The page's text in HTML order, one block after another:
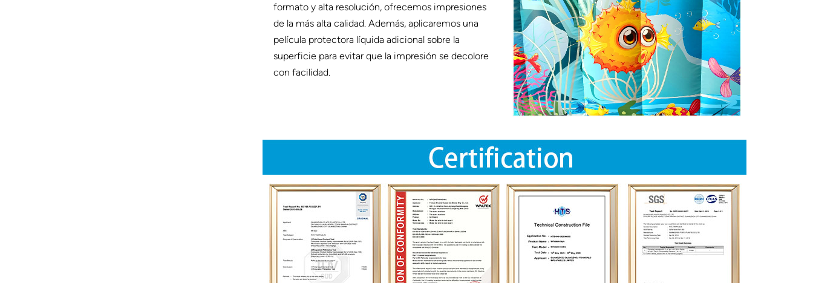
formato y alta resolución, ofrecemos impresiones
de la más alta calidad. Además, aplicaremos una
película protectora líquida adicional sobre la
superficie para evitar que la impresión se decolore
con facilidad.